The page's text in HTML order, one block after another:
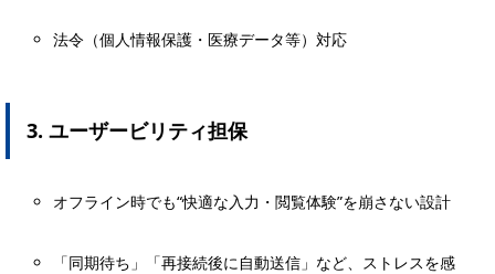
法令（個人情報保護・医療データ等）対応
3. ユーザービリティ担保
オフライン時でも“快適な入力・閲覧体験”を崩さない設計
「同期待ち」「再接続後に自動送信」など、ストレスを感